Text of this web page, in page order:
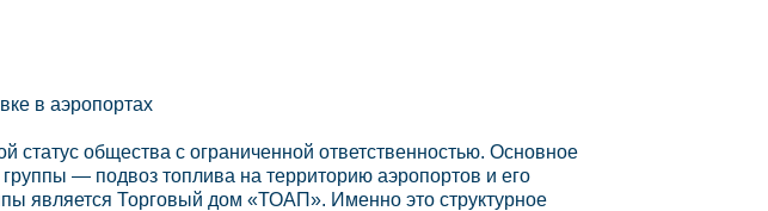
в аэропортах
статус общества с ограниченной ответственностью. Основное
— подвоз топлива на территорию аэропортов и его
является Торговый дом «ТОАП». Именно это структурное